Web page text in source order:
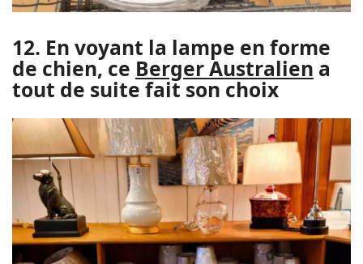
12. En voyant la lampe en forme
de chien, ce Berger Australien a
tout de suite fait son choix